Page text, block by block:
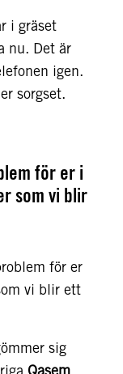
i gräset
nu. Det är
igen.
sorgset.
för er i
som vi blir
för er
vi blir ett
sig
Qasem